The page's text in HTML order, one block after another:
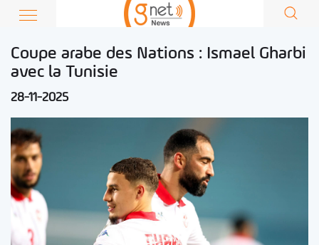
Coupe arabe des Nations : Ismael Gharbi
avec la Tunisie
28-11-2025